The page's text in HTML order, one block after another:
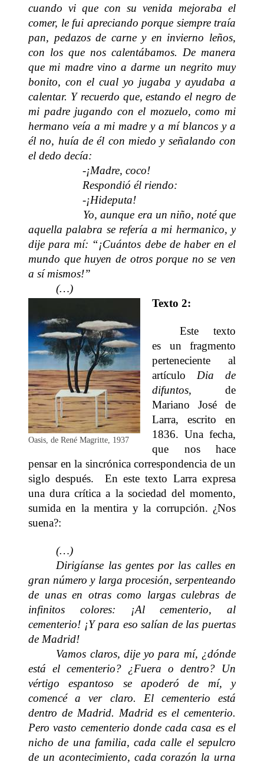
cuando vi que con su venida mejoraba el
comer, le fui apreciando porque siempre traía
pan, pedazos de carne y en invierno leños,
con los que nos calentábamos. De manera
que mi madre vino a darme un negrito muy
bonito, con el cual yo jugaba y ayudaba a
calentar. Y recuerdo que, estando el negro de
mi padre jugando con el mozuelo, como mi
hermano veía a mi madre y a mí blancos y a
él no, huía de él con miedo y señalando con
el dedo decía:
-¡Madre, coco!
Respondió él riendo:
-¡Hideputa!
Yo, aunque era un niño, noté que
aquella palabra se refería a mi hermanico, y
dije para mí: “¡Cuántos debe de haber en el
mundo que huyen de otros porque no se ven
a sí mismos!”
(…)
Oasis, de René Magritte, 1937
Texto 2:
Este texto
es un fragmento
perteneciente al
artículo Dia de
difuntos, de
Mariano José de
Larra, escrito en
1836. Una fecha,
que nos hace
pensar en la sincrónica correspondencia de un
siglo después. En este texto Larra expresa
una dura crítica a la sociedad del momento,
sumida en la mentira y la corrupción. ¿Nos
suena?:
(…)
Dirigíanse las gentes por las calles en
gran número y larga procesión, serpenteando
de unas en otras como largas culebras de
infinitos colores: ¡Al cementerio, al
cementerio! ¡Y para eso salían de las puertas
de Madrid!
Vamos claros, dije yo para mí, ¿dónde
está el cementerio? ¿Fuera o dentro? Un
vértigo espantoso se apoderó de mí, y
comencé a ver claro. El cementerio está
dentro de Madrid. Madrid es el cementerio.
Pero vasto cementerio donde cada casa es el
nicho de una familia, cada calle el sepulcro
de un acontecimiento, cada corazón la urna